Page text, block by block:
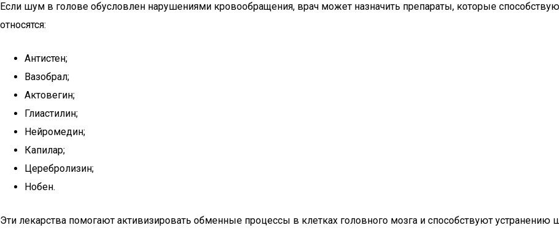
Если шум в голове обусловлен нарушениями кровообращения, врач может назначить препараты, которые
относятся:
Антистен;
Вазобрал;
Актовегин;
Глиастилин;
Нейромедин;
Капилар;
Церебролизин;
Нобен.
Эти лекарства помогают активизировать обменные процессы в клетках головного мозга и способствуют устранению